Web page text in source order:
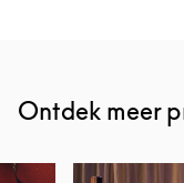
Ontdek meer